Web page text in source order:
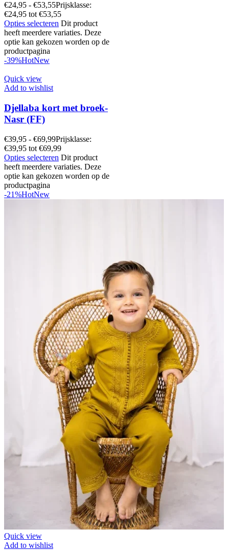
€24,95 - €53,55Prijsklasse:
€24,95 tot €53,55
Opties selecteren Dit product
heeft meerdere variaties. Deze
optie kan gekozen worden op de
productpagina
-39%HotNew
Quick view
Add to wishlist
Djellaba kort met broek-
Nasr (FF)
€39,95 - €69,99Prijsklasse:
€39,95 tot €69,99
Opties selecteren Dit product
heeft meerdere variaties. Deze
optie kan gekozen worden op de
productpagina
-21%HotNew
Quick view
Add to wishlist